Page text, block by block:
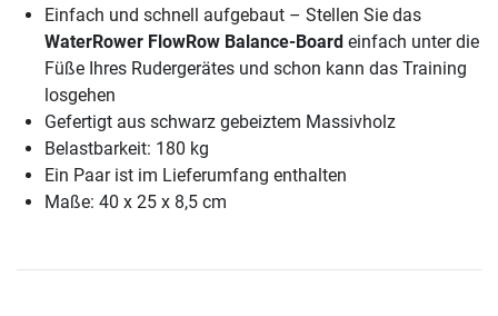
Einfach und schnell aufgebaut – Stellen Sie das
WaterRower FlowRow Balance-Board einfach unter die
Füße Ihres Rudergerätes und schon kann das Training
losgehen
Gefertigt aus schwarz gebeiztem Massivholz
Belastbarkeit: 180 kg
Ein Paar ist im Lieferumfang enthalten
Maße: 40 x 25 x 8,5 cm